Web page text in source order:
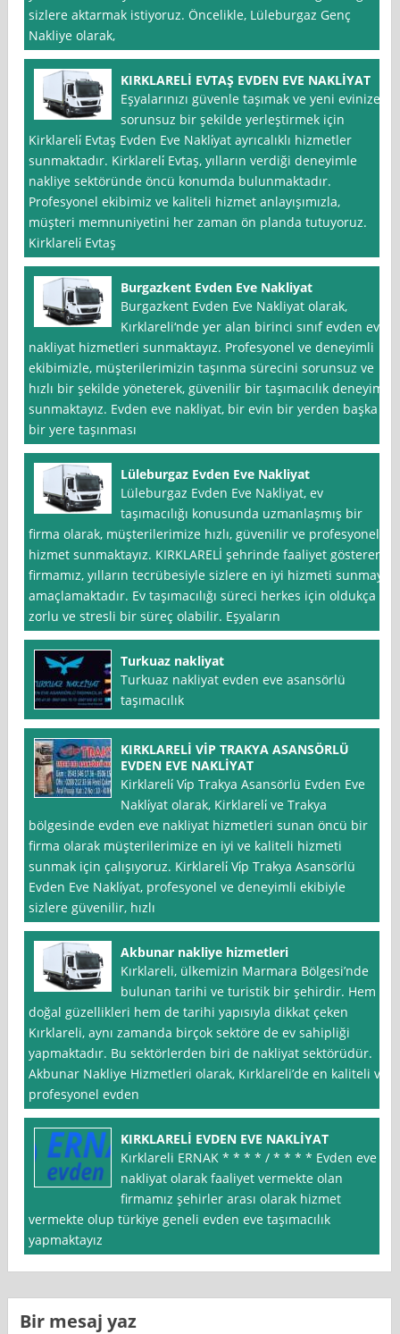
sizlere aktarmak istiyoruz. Öncelikle, Lüleburgaz Genç
Nakliye olarak,
KIRKLARELİ EVTAŞ EVDEN EVE NAKLİYAT
Eşyalarınızı güvenle taşımak ve yeni evinize
sorunsuz bir şekilde yerleştirmek için
Kirklareli̇ Evtaş Evden Eve Nakli̇yat ayrıcalıklı hizmetler
sunmaktadır. Kirklareli̇ Evtaş, yılların verdiği deneyimle
nakliye sektöründe öncü konumda bulunmaktadır.
Profesyonel ekibimiz ve kaliteli hizmet anlayışımızla,
müşteri memnuniyetini her zaman ön planda tutuyoruz.
Kirklareli̇ Evtaş
Burgazkent Evden Eve Nakliyat
Burgazkent Evden Eve Nakliyat olarak,
Kırklareli‘nde yer alan birinci sınıf evden eve
nakliyat hizmetleri sunmaktayız. Profesyonel ve deneyimli
ekibimizle, müşterilerimizin taşınma sürecini sorunsuz ve
hızlı bir şekilde yöneterek, güvenilir bir taşımacılık deneyimi
sunmaktayız. Evden eve nakliyat, bir evin bir yerden başka
bir yere taşınması
Lüleburgaz Evden Eve Nakliyat
Lüleburgaz Evden Eve Nakliyat, ev
taşımacılığı konusunda uzmanlaşmış bir
firma olarak, müşterilerimize hızlı, güvenilir ve profesyonel
hizmet sunmaktayız. KIRKLARELİ şehrinde faaliyet gösteren
firmamız, yılların tecrübesiyle sizlere en iyi hizmeti sunmayı
amaçlamaktadır. Ev taşımacılığı süreci herkes için oldukça
zorlu ve stresli bir süreç olabilir. Eşyaların
Turkuaz nakliyat
Turkuaz nakliyat evden eve asansörlü
taşımacılık
KIRKLARELİ VİP TRAKYA ASANSÖRLÜ
EVDEN EVE NAKLİYAT
Kirklareli̇ Vi̇p Trakya Asansörlü Evden Eve
Nakli̇yat olarak, Kirklareli̇ ve Trakya
bölgesinde evden eve nakliyat hizmetleri sunan öncü bir
firma olarak müşterilerimize en iyi ve kaliteli hizmeti
sunmak için çalışıyoruz. Kirklareli̇ Vi̇p Trakya Asansörlü
Evden Eve Nakli̇yat, profesyonel ve deneyimli ekibiyle
sizlere güvenilir, hızlı
Akbunar nakliye hizmetleri
Kırklareli, ülkemizin Marmara Bölgesi’nde
bulunan tarihi ve turistik bir şehirdir. Hem
doğal güzellikleri hem de tarihi yapısıyla dikkat çeken
Kırklareli, aynı zamanda birçok sektöre de ev sahipliği
yapmaktadır. Bu sektörlerden biri de nakliyat sektörüdür.
Akbunar Nakliye Hizmetleri olarak, Kırklareli’de en kaliteli ve
profesyonel evden
KIRKLARELİ EVDEN EVE NAKLİYAT
Kırklareli ERNAK * * * * / * * * * Evden eve
nakliyat olarak faaliyet vermekte olan
firmamız şehirler arası olarak hizmet
vermekte olup türkiye geneli evden eve taşımacılık
yapmaktayız
Bir mesaj yaz